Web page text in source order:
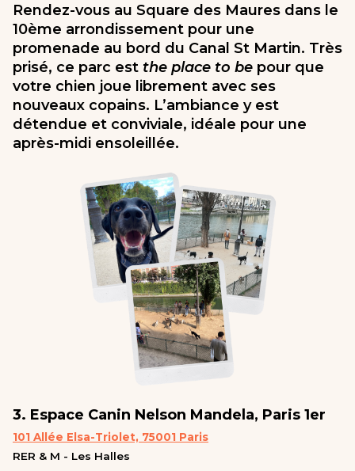
Rendez-vous au Square des Maures dans le
10ème arrondissement pour une
promenade au bord du Canal St Martin. Très
prisé, ce parc est the place to be pour que
votre chien joue librement avec ses
nouveaux copains. L’ambiance y est
détendue et conviviale, idéale pour une
après-midi ensoleillée.
3. Espace Canin Nelson Mandela, Paris 1er
101 Allée Elsa-Triolet, 75001 Paris
RER & M - Les Halles